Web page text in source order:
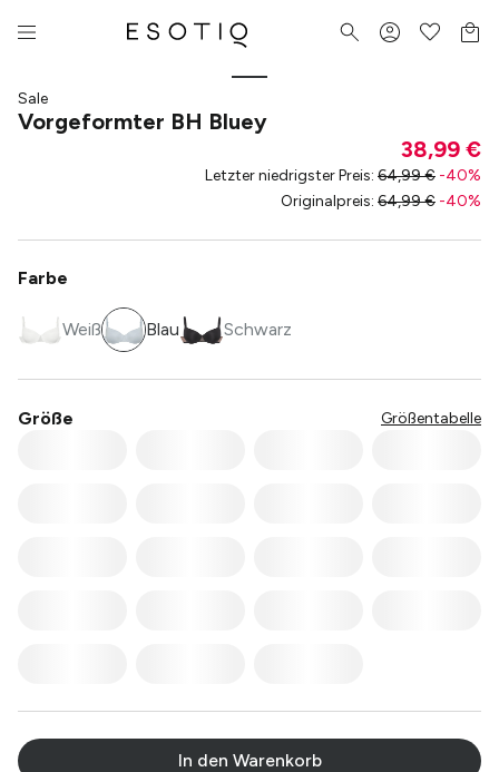
Sale
Vorgeformter BH Bluey
38,99 €
Letzter niedrigster Preis: 64,99 € -40%
Originalpreis: 64,99 € -40%
Farbe
Weiß Blau Schwarz
Größe Größentabelle
In den Warenkorb